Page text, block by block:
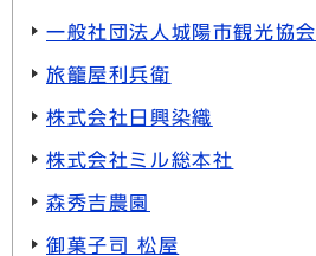
一般社団法人城陽市観光協会
旅籠屋利兵衛
株式会社日興染織
株式会社ミル総本社
森秀吉農園
御菓子司 松屋